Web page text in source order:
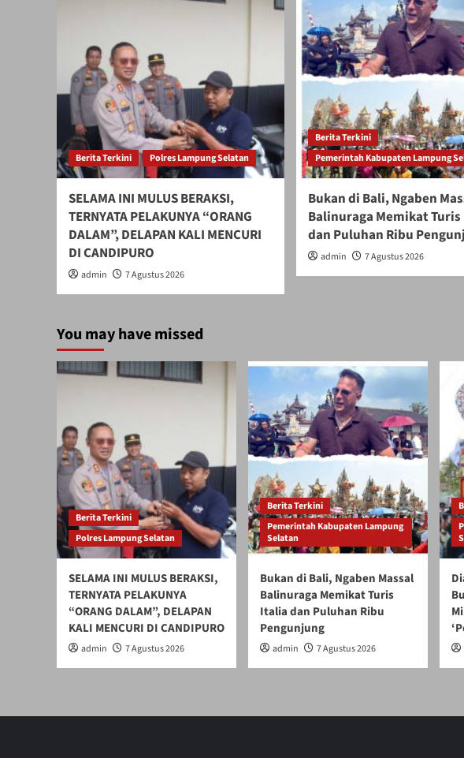
Berita Terkini Polres Lampung Selatan
SELAMA INI MULUS BERAKSI,
TERNYATA PELAKUNYA “ORANG
DALAM”, DELAPAN KALI MENCURI
DI CANDIPURO
admin 7 Agustus 2026
Berita Terkini
Pemerintah Kabupaten Lampung
Bukan di Bali, Ngaben
Balinuraga Memikat
dan Puluhan Ribu
admin 7 Agustus 2026
You may have missed
Berita Terkini
Polres Lampung Selatan
SELAMA INI MULUS BERAKSI,
TERNYATA PELAKUNYA
“ORANG DALAM”, DELAPAN
KALI MENCURI DI CANDIPURO
admin 7 Agustus 2026
Berita Terkini
Pemerintah Kabupaten Lampung
Selatan
Bukan di Bali, Ngaben Massal
Balinuraga Memikat Turis
Italia dan Puluhan Ribu
Pengunjung
admin 7 Agustus 2026